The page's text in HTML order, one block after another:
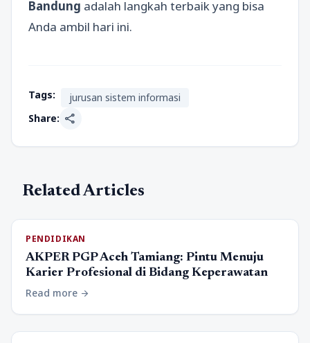
Bandung adalah langkah terbaik yang bisa
Anda ambil hari ini.
Tags:
jurusan sistem informasi
Share: share
Related Articles
PENDIDIKAN
AKPER PGP Aceh Tamiang: Pintu Menuju
Karier Profesional di Bidang Keperawatan
Read more arrow_forward